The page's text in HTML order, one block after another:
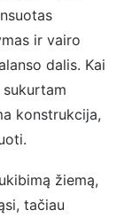
ir vairo
dalis. Kai
konstrukcija,
žiemą,
tačiau